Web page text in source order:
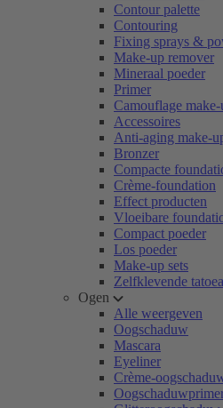
Contour palette
Contouring
Fixing sprays &
Make-up remover
Mineraal poeder
Primer
Camouflage make-
Accessoires
Anti-aging make-
Bronzer
Compacte
Crème-foundation
Effect producten
Vloeibare
Compact poeder
Los poeder
Make-up sets
Zelfklevende
Ogen
Alle weergeven
Oogschaduw
Mascara
Eyeliner
Crème-